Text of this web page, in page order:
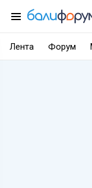
Лента Форум